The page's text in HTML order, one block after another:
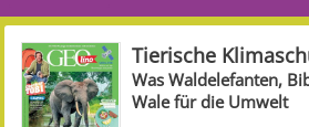
Tierische
Was Waldelefanten,
Wale für die Umwelt